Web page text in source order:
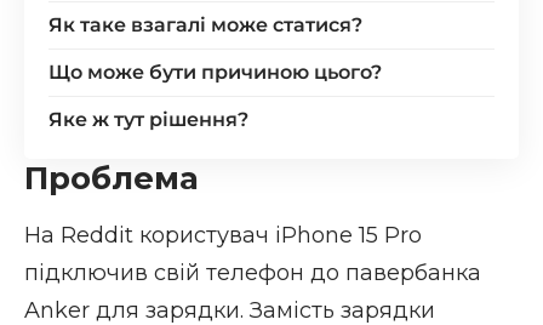
Як таке взагалі може статися?
Що може бути причиною цього?
Яке ж тут рішення?
Проблема
На Reddit користувач iPhone 15 Pro
підключив свій телефон до павербанка
Anker для зарядки. Замість зарядки